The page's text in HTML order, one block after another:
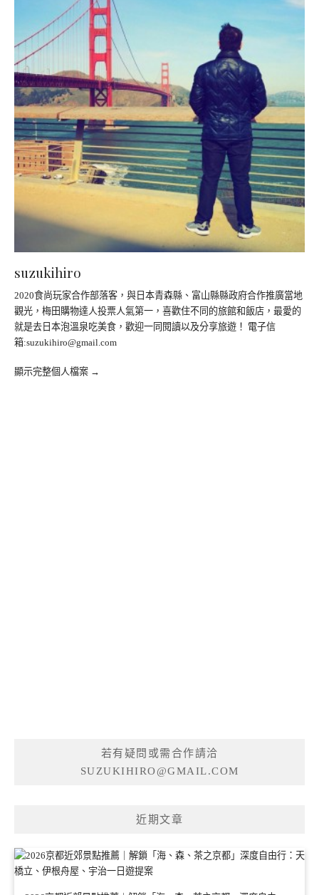
suzukihiro
2020食尚玩家合作部落客，與日本青森縣、富山縣縣政府合作推廣當地
觀光，梅田購物達人投票人氣第一，喜歡住不同的旅館和飯店，最愛的
就是去日本泡溫泉吃美食，歡迎一同閱讀以及分享旅遊！ 電子信
箱:suzukihiro@gmail.com
顯示完整個人檔案 →
若有疑問或需合作請洽
SUZUKIHIRO@GMAIL.COM
近期文章